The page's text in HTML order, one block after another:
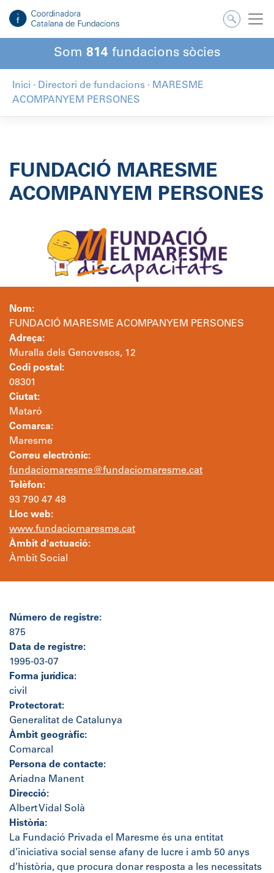
contingut
Som 814 fundacions sòcies
Inici · Directori de fundacions · MARESME
ACOMPANYEM PERSONES
FUNDACIÓ MARESME
ACOMPANYEM PERSONES
Nom:
FUNDACIÓ MARESME ACOMPANYEM PERSONES
Adreça:
Muralla dels Genovesos, 12
Codi postal:
08301
Ciutat:
Mataró
Comarca:
Maresme
Correu electrònic:
fundaciomaresme@fundaciomaresme.cat
Telèfon:
93 790 47 48
Lloc web:
www.fundaciomaresme.cat
Àmbit d'actuació:
Àmbit Social
Número de registre:
875
Data de registre:
1995-03-07
Forma jurídica:
civil
Protectorat:
Generalitat de Catalunya
Àmbit geogràfic:
Comarcal
Persona de contacte:
Ariadna Manent
Direcció:
Albert Vidal Solà
Història:
La Fundació Privada el Maresme és una entitat
d’iniciativa social sense afany de lucre i amb 50 anys
d’història, que procura donar resposta a les necessitats